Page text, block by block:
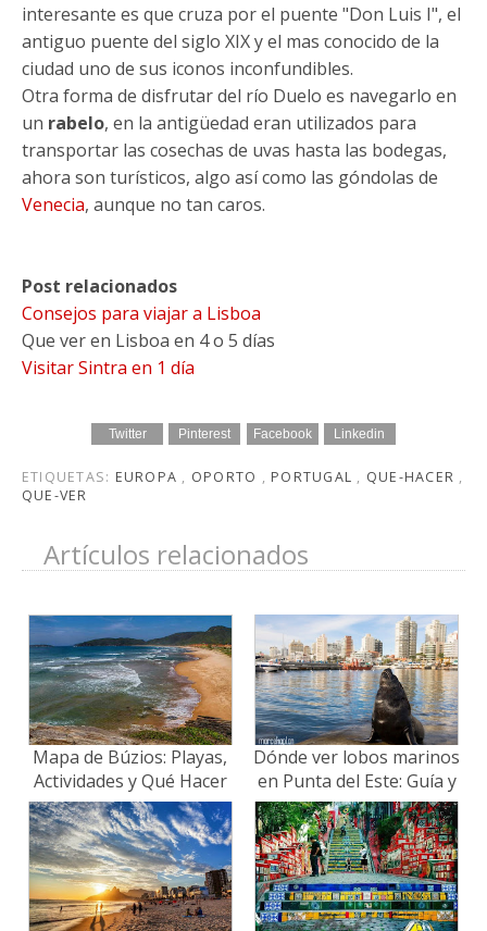
interesante es que cruza por el puente "Don Luis I", el
antiguo puente del siglo XIX y el mas conocido de la
ciudad uno de sus iconos inconfundibles.
Otra forma de disfrutar del río Duelo es navegarlo en
un rabelo, en la antigüedad eran utilizados para
transportar las cosechas de uvas hasta las bodegas,
ahora son turísticos, algo así como las góndolas de
Venecia, aunque no tan caros.
Post relacionados
Consejos para viajar a Lisboa
Que ver en Lisboa en 4 o 5 días
Visitar Sintra en 1 día
Twitter Pinterest Facebook Linkedin
ETIQUETAS: EUROPA , OPORTO , PORTUGAL , QUE-HACER ,
QUE-VER
Artículos relacionados
Mapa de Búzios: Playas,
Actividades y Qué Hacer
(Guía 2026)
Dónde ver lobos marinos
en Punta del Este: Guía y
mejores lugares